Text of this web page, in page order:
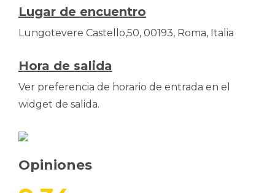
Lugar de encuentro
Lungotevere Castello,50, 00193, Roma, Italia
Hora de salida
Ver preferencia de horario de entrada en el
widget de salida.
Opiniones